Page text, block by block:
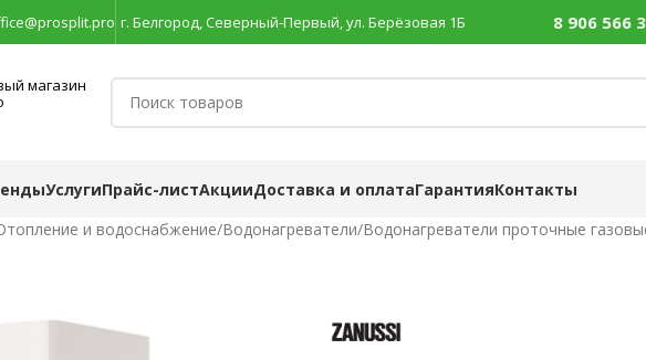
г. Белгород, Северный-Первый, ул. Берёзовая 1Б 8 906 566
магазин
УслугиПрайс-листАкцииДоставка и оплатаГарантияКонтакты
и водоснабжение/Водонагреватели/Водонагреватели проточные